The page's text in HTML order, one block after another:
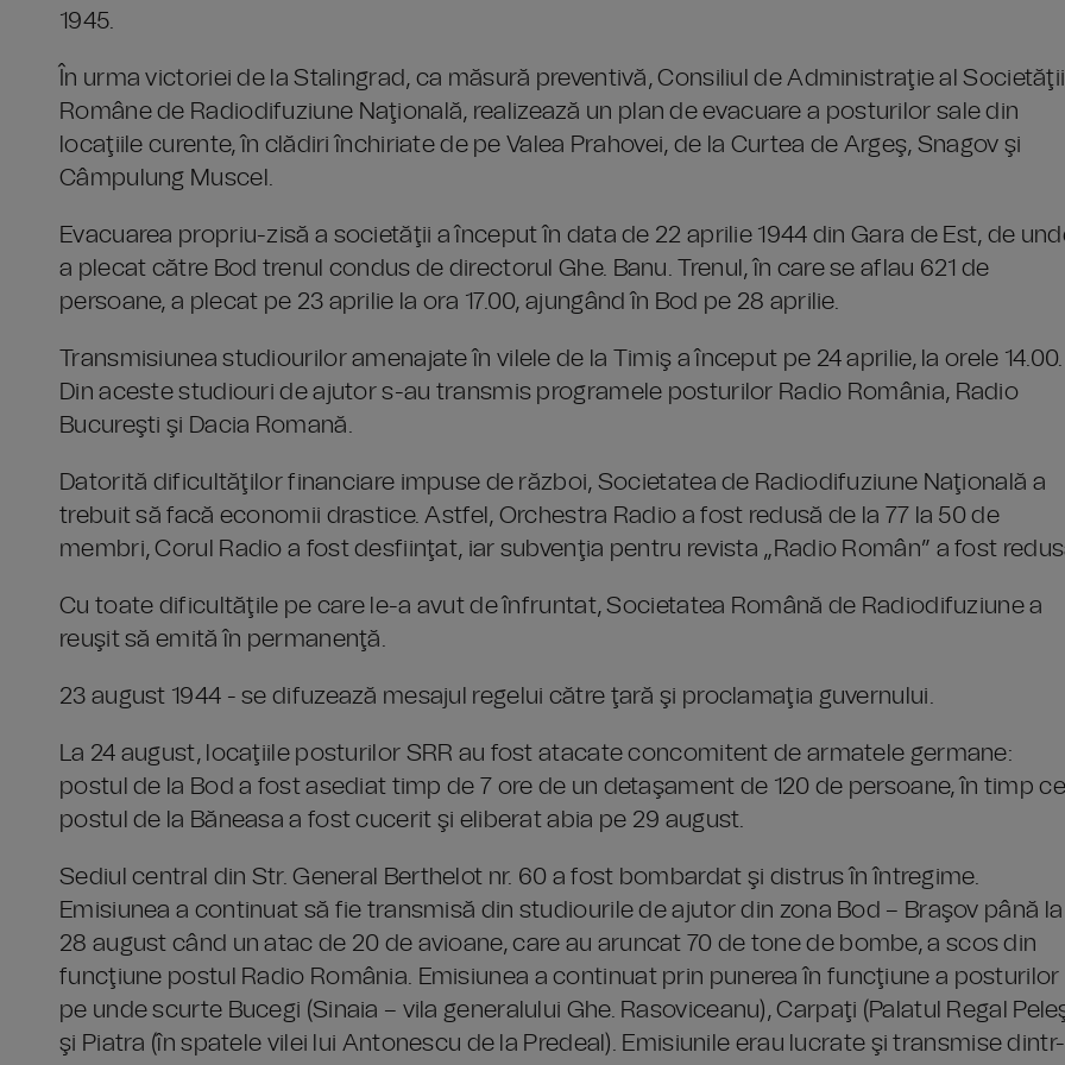
1945.
În urma victoriei de la Stalingrad, ca măsură preventivă, Consiliul de Administraţie al Societăţii
Române de Radiodifuziune Naţională, realizează un plan de evacuare a posturilor sale din
locaţiile curente, în clădiri închiriate de pe Valea Prahovei, de la Curtea de Argeş, Snagov şi
Câmpulung Muscel.
Evacuarea propriu-zisă a societăţii a început în data de 22 aprilie 1944 din Gara de Est, de
a plecat către Bod trenul condus de directorul Ghe. Banu. Trenul, în care se aflau 621 de
persoane, a plecat pe 23 aprilie la ora 17.00, ajungând în Bod pe 28 aprilie.
Transmisiunea studiourilor amenajate în vilele de la Timiş a început pe 24 aprilie, la orele 14.00.
Din aceste studiouri de ajutor s-au transmis programele posturilor Radio România, Radio
Bucureşti şi Dacia Romană.
Datorită dificultăţilor financiare impuse de război, Societatea de Radiodifuziune Naţională a
trebuit să facă economii drastice. Astfel, Orchestra Radio a fost redusă de la 77 la 50 de
membri, Corul Radio a fost desfiinţat, iar subvenţia pentru revista „Radio Român” a fost
Cu toate dificultăţile pe care le-a avut de înfruntat, Societatea Română de Radiodifuziune a
reuşit să emită în permanenţă.
23 august 1944 - se difuzează mesajul regelui către ţară şi proclamaţia guvernului.
La 24 august, locaţiile posturilor SRR au fost atacate concomitent de armatele germane:
postul de la Bod a fost asediat timp de 7 ore de un detaşament de 120 de persoane, în timp ce
postul de la Băneasa a fost cucerit şi eliberat abia pe 29 august.
Sediul central din Str. General Berthelot nr. 60 a fost bombardat şi distrus în întregime.
Emisiunea a continuat să fie transmisă din studiourile de ajutor din zona Bod – Braşov până la
28 august când un atac de 20 de avioane, care au aruncat 70 de tone de bombe, a scos din
funcţiune postul Radio România. Emisiunea a continuat prin punerea în funcţiune a posturilor
pe unde scurte Bucegi (Sinaia – vila generalului Ghe. Rasoviceanu), Carpaţi (Palatul Regal
şi Piatra (în spatele vilei lui Antonescu de la Predeal). Emisiunile erau lucrate şi transmise dintr-